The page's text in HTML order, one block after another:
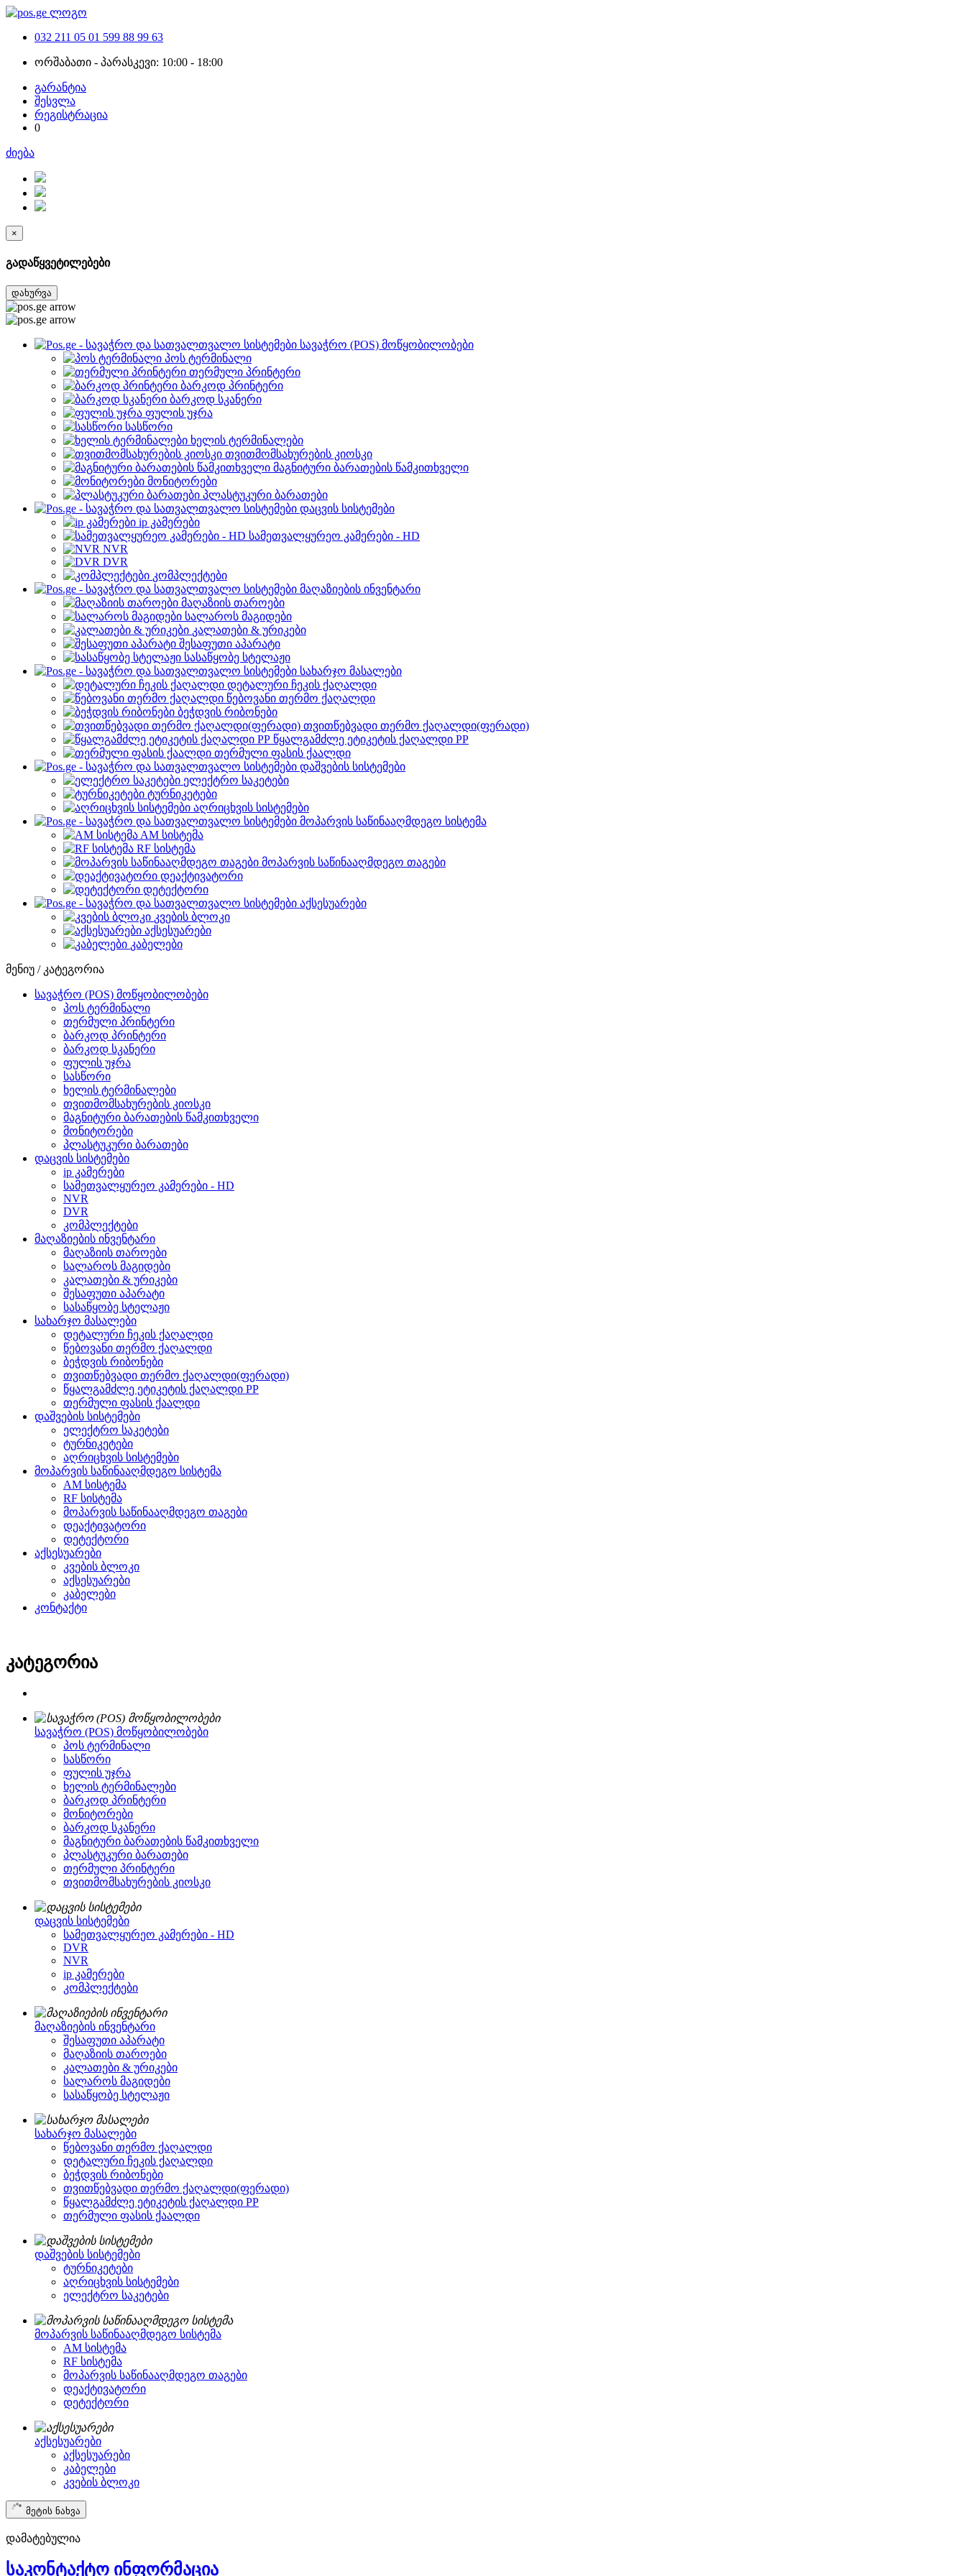
032 211 05 01 599 88 99 63
ორშაბათი - პარასკევი: 10:00 - 18:00
გარანტია
შესვლა
რეგისტრაცია
0
ძიება
×
გადაწყვეტილებები
დახურვა
სავაჭრო (POS) მოწყობილობები
პოს ტერმინალი
თერმული პრინტერი
ბარკოდ პრინტერი
ბარკოდ სკანერი
ფულის უჯრა
სასწორი
ხელის ტერმინალები
თვითმომსახურების კიოსკი
მაგნიტური ბარათების წამკითხველი
მონიტორები
პლასტუკური ბარათები
დაცვის სისტემები
ip კამერები
სამეთვალყურეო კამერები - HD
NVR
DVR
კომპლექტები
მაღაზიების ინვენტარი
მაღაზიის თაროები
სალაროს მაგიდები
კალათები & ურიკები
შესაფუთი აპარატი
სასაწყობე სტელაჟი
სახარჯო მასალები
დეტალური ჩეკის ქაღალდი
წებოვანი თერმო ქაღალდი
ბეჭდვის რიბონები
თვითწებვადი თერმო ქაღალდი(ფერადი)
წყალგამძლე ეტიკეტის ქაღალდი PP
თერმული ფასის ქაალდი
დაშვების სისტემები
ელექტრო საკეტები
ტურნიკეტები
აღრიცხვის სისტემები
მოპარვის საწინააღმდეგო სისტემა
AM სისტემა
RF სისტემა
მოპარვის საწინააღმდეგო თაგები
დეაქტივატორი
დეტექტორი
აქსესუარები
კვების ბლოკი
აქსესუარები
კაბელები
მენიუ / კატეგორია
სავაჭრო (POS) მოწყობილობები
პოს ტერმინალი
თერმული პრინტერი
ბარკოდ პრინტერი
ბარკოდ სკანერი
ფულის უჯრა
სასწორი
ხელის ტერმინალები
თვითმომსახურების კიოსკი
მაგნიტური ბარათების წამკითხველი
მონიტორები
პლასტუკური ბარათები
დაცვის სისტემები
ip კამერები
სამეთვალყურეო კამერები - HD
NVR
DVR
კომპლექტები
მაღაზიების ინვენტარი
მაღაზიის თაროები
სალაროს მაგიდები
კალათები & ურიკები
შესაფუთი აპარატი
სასაწყობე სტელაჟი
სახარჯო მასალები
დეტალური ჩეკის ქაღალდი
წებოვანი თერმო ქაღალდი
ბეჭდვის რიბონები
თვითწებვადი თერმო ქაღალდი(ფერადი)
წყალგამძლე ეტიკეტის ქაღალდი PP
თერმული ფასის ქაალდი
დაშვების სისტემები
ელექტრო საკეტები
ტურნიკეტები
აღრიცხვის სისტემები
მოპარვის საწინააღმდეგო სისტემა
AM სისტემა
RF სისტემა
მოპარვის საწინააღმდეგო თაგები
დეაქტივატორი
დეტექტორი
აქსესუარები
კვების ბლოკი
აქსესუარები
კაბელები
კონტაქტი
კატეგორია
სავაჭრო (POS) მოწყობილობები
პოს ტერმინალი
სასწორი
ფულის უჯრა
ხელის ტერმინალები
ბარკოდ პრინტერი
მონიტორები
ბარკოდ სკანერი
მაგნიტური ბარათების წამკითხველი
პლასტუკური ბარათები
თერმული პრინტერი
თვითმომსახურების კიოსკი
დაცვის სისტემები
სამეთვალყურეო კამერები - HD
DVR
NVR
ip კამერები
კომპლექტები
მაღაზიების ინვენტარი
შესაფუთი აპარატი
მაღაზიის თაროები
კალათები & ურიკები
სალაროს მაგიდები
სასაწყობე სტელაჟი
სახარჯო მასალები
წებოვანი თერმო ქაღალდი
დეტალური ჩეკის ქაღალდი
ბეჭდვის რიბონები
თვითწებვადი თერმო ქაღალდი(ფერადი)
წყალგამძლე ეტიკეტის ქაღალდი PP
თერმული ფასის ქაალდი
დაშვების სისტემები
ტურნიკეტები
აღრიცხვის სისტემები
ელექტრო საკეტები
მოპარვის საწინააღმდეგო სისტემა
AM სისტემა
RF სისტემა
მოპარვის საწინააღმდეგო თაგები
დეაქტივატორი
დეტექტორი
აქსესუარები
აქსესუარები
კაბელები
კვების ბლოკი
მეტის ნახვა
დამატებულია
საკონტაქტო ინფორმაცია